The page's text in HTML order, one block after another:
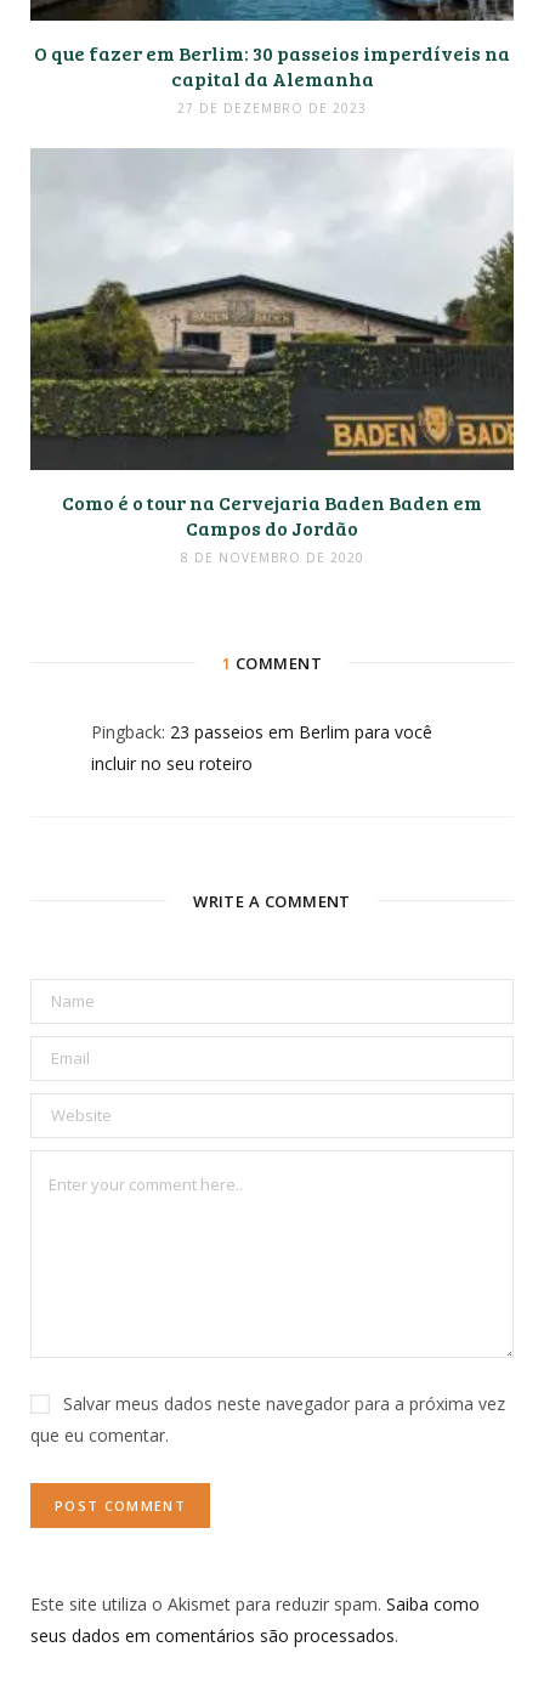
O que fazer em Berlim: 30 passeios imperdíveis na
capital da Alemanha
27 DE DEZEMBRO DE 2023
Como é o tour na Cervejaria Baden Baden em
Campos do Jordão
8 DE NOVEMBRO DE 2020
1 COMMENT
Pingback: 23 passeios em Berlim para você
incluir no seu roteiro
WRITE A COMMENT
Salvar meus dados neste navegador para a próxima vez
que eu comentar.
Este site utiliza o Akismet para reduzir spam. Saiba como
seus dados em comentários são processados.